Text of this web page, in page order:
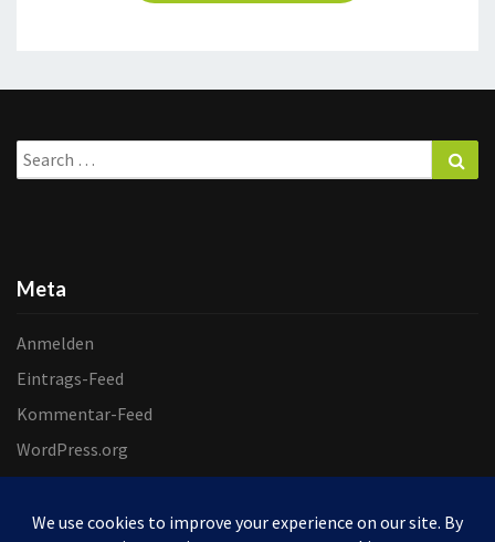
Search
for:
Meta
Anmelden
Eintrags-Feed
Kommentar-Feed
WordPress.org